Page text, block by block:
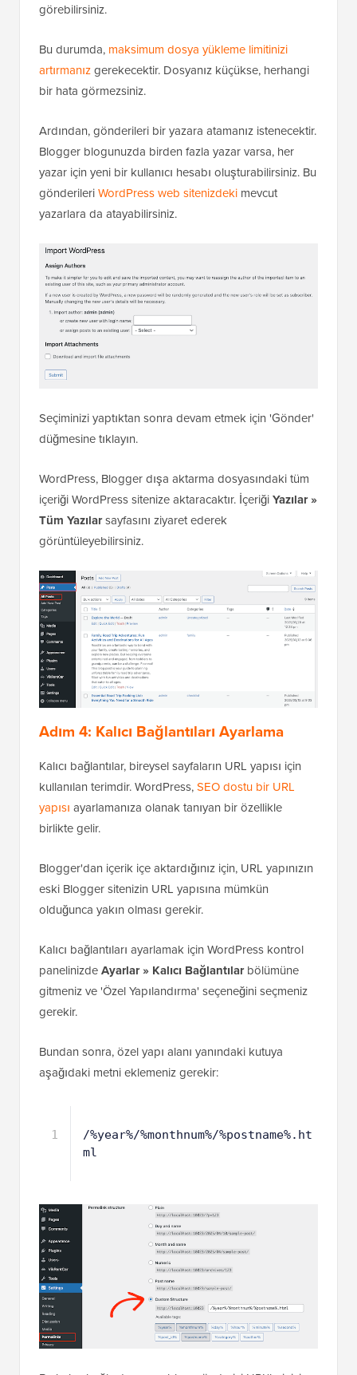
görebilirsiniz.
Bu durumda, maksimum dosya yükleme limitinizi
artırmanızgerekecektir. Dosyanız küçükse, herhangi
bir hata görmezsiniz.
Ardından, gönderileri bir yazara atamanız istenecektir.
Blogger blogunuzda birden fazla yazar varsa, her
yazar için yeni bir kullanıcı hesabı oluşturabilirsiniz. Bu
gönderileriWordPress web sitenizdeki mevcut
yazarlara da atayabilirsiniz.
Seçiminizi yaptıktan sonra devam etmek için 'Gönder'
düğmesine tıklayın.
WordPress, Blogger dışa aktarma dosyasındaki tüm
içeriği WordPress sitenize aktaracaktır. İçeriğiYazılar »
Tüm Yazılarsayfasını ziyaret ederek
görüntüleyebilirsiniz.
Adım 4: Kalıcı Bağlantıları Ayarlama
Kalıcı bağlantılar, bireysel sayfaların URL yapısı için
kullanılan terimdir. WordPress,SEO dostu bir URL
yapısı ayarlamanıza olanak tanıyan bir özellikle
birlikte gelir.
Blogger'dan içerik içe aktardığınız için, URL yapınızın
eski Blogger sitenizin URL yapısına mümkün
olduğunca yakın olması gerekir.
Kalıcı bağlantıları ayarlamak için WordPress kontrol
panelinizdeAyarlar » Kalıcı Bağlantılarbölümüne
gitmeniz ve 'Özel Yapılandırma' seçeneğini seçmeniz
gerekir.
Bundan sonra, özel yapı alanı yanındaki kutuya
aşağıdaki metni eklemeniz gerekir:
1
/%year%/%monthnum%/%postname%.ht
ml